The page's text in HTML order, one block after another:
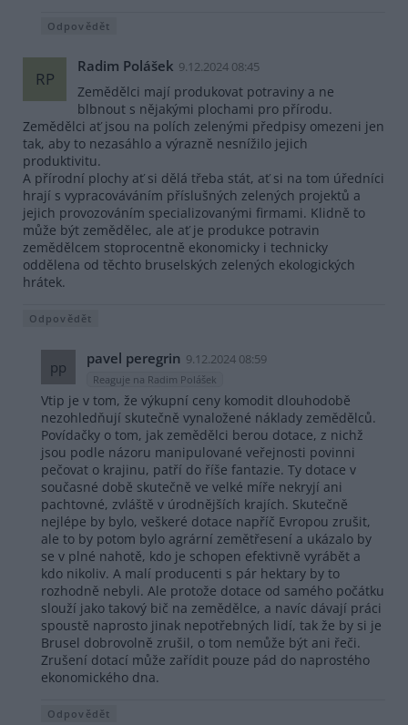
Odpovědět
RP
Radim Polášek 9.12.2024 08:45
Zemědělci mají produkovat potraviny a ne
blbnout s nějakými plochami pro přírodu.
Zemědělci ať jsou na polích zelenými předpisy omezeni jen
tak, aby to nezasáhlo a výrazně nesnížilo jejich
produktivitu.
A přírodní plochy ať si dělá třeba stát, ať si na tom úředníci
hrají s vypracováváním příslušných zelených projektů a
jejich provozováním specializovanými firmami. Klidně to
může být zemědělec, ale ať je produkce potravin
zemědělcem stoprocentně ekonomicky i technicky
oddělena od těchto bruselských zelených ekologických
hrátek.
Odpovědět
pp pavel peregrin 9.12.2024 08:59
Reaguje na Radim Polášek
Vtip je v tom, že výkupní ceny komodit dlouhodobě
nezohledňují skutečně vynaložené náklady zemědělců.
Povídačky o tom, jak zemědělci berou dotace, z nichž
jsou podle názoru manipulované veřejnosti povinni
pečovat o krajinu, patří do říše fantazie. Ty dotace v
současné době skutečně ve velké míře nekryjí ani
pachtovné, zvláště v úrodnějších krajích. Skutečně
nejlépe by bylo, veškeré dotace napříč Evropou zrušit,
ale to by potom bylo agrární zemětřesení a ukázalo by
se v plné nahotě, kdo je schopen efektivně vyrábět a
kdo nikoliv. A malí producenti s pár hektary by to
rozhodně nebyli. Ale protože dotace od samého počátku
slouží jako takový bič na zemědělce, a navíc dávají práci
spoustě naprosto jinak nepotřebných lidí, tak že by si je
Brusel dobrovolně zrušil, o tom nemůže být ani řeči.
Zrušení dotací může zařídit pouze pád do naprostého
ekonomického dna.
Odpovědět